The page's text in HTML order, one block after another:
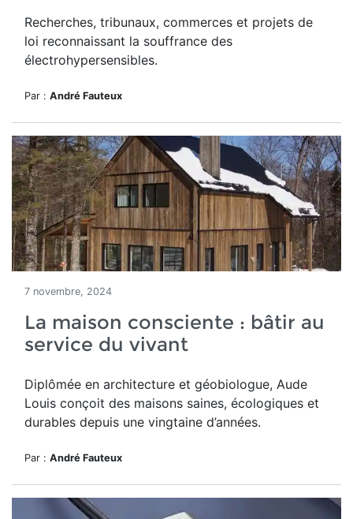
Recherches, tribunaux, commerces et projets de
loi reconnaissant la souffrance des
électrohypersensibles.
Par : André Fauteux
7 novembre, 2024
La maison consciente : bâtir au
service du vivant
Diplômée en architecture et géobiologue, Aude
Louis conçoit des maisons saines, écologiques et
durables depuis une vingtaine d’années.
Par : André Fauteux